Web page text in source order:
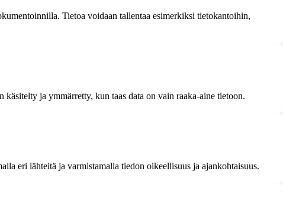
Tietoa voidaan tallentaa esimerkiksi tietokantoihin,
ja ymmärretty, kun taas data on vain raaka-aine tietoon.
eri lähteitä ja varmistamalla tiedon oikeellisuus ja ajankohtaisuus.